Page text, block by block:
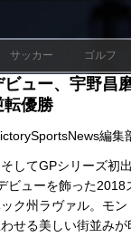
サッカー ゴルフ
ュー、宇野昌
転優勝
編集
してGPシリーズ初
ビューを飾った2018
ク州ラヴァル。モ
せる美しい街並みが